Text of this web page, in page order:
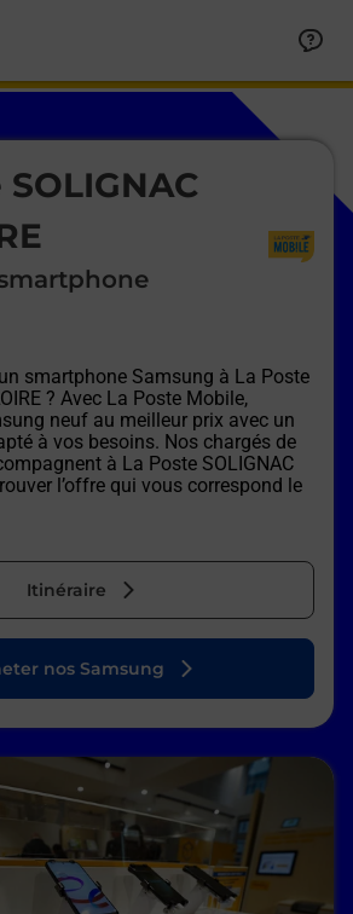
smartphone Samsung à La Poste
? Avec La Poste Mobile,
neuf au meilleur prix avec un
à vos besoins. Nos chargés de
à La Poste SOLIGNAC
l’offre qui vous correspond le
Itinéraire
un nouvel onglet
nos Samsung